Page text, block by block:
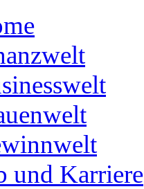
und Karriere